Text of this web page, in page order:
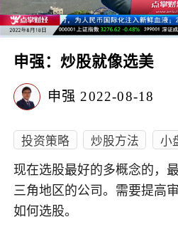
申强：炒股就像选美
申强 2022-08-18
投资策略 炒股方法 小
现在选股最好的多概念的，
三角地区的公司。需要提高
如何选股。